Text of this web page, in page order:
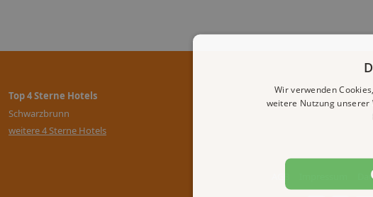
Top 4 Sterne Hotels
Schwarzbrunn
weitere 4 Sterne Hotels
Wir verwenden
weitere Nutzung unserer